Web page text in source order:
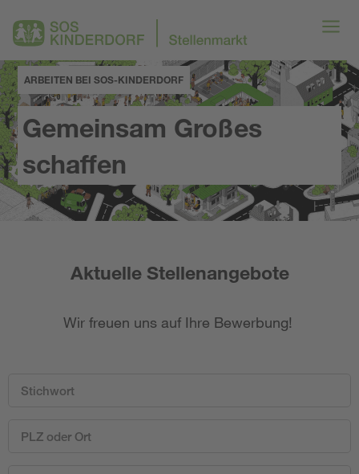
ARBEITEN BEI SOS-KINDERDORF
Gemeinsam Großes
schaffen
Aktuelle Stellenangebote
Wir freuen uns auf Ihre Bewerbung!